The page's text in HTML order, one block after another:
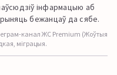
інфармацыю аб
бежанцаў да сябе.
канал ЖС Premium (Жоўтыя
міграцыя.